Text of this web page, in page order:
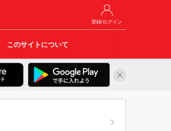
登録/ログイン
このサイトについて